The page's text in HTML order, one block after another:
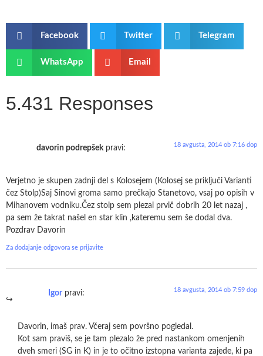
Facebook Twitter Telegram
WhatsApp Email
5.431 Responses
davorin podrepšek pravi: 18 avgusta, 2014 ob 7:16 dop
Verjetno je skupen zadnji del s Kolosejem (Kolosej se priključi Varianti
čez Stolp)Saj Sinovi groma samo prečkajo Stanetovo, vsaj po opisih v
Mihanovem vodniku.Čez stolp sem plezal prvič dobrih 20 let nazaj ,
pa sem že takrat našel en star klin ,kateremu sem še dodal dva.
Pozdrav Davorin
Za dodajanje odgovora se prijavite
Igor pravi: 18 avgusta, 2014 ob 7:59 dop
Davorin, imaš prav. Včeraj sem površno pogledal.
Kot sam praviš, se je tam plezalo že pred nastankom omenjenih
dveh smeri (SG in K) in je to očitno izstopna varianta zajede, ki pa